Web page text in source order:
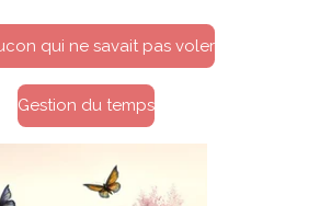
qui ne savait pas voler
Gestion du temps